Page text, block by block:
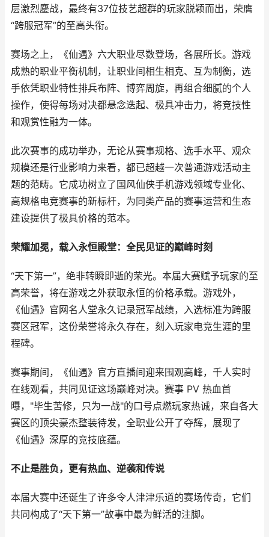
层激烈鏖战，最终有37位技艺超群的玩家脱颖而出，荣膺
“跨服冠军”的至高头衔。
赛场之上，《仙遇》六大职业尽数登场，各展所长。游戏
成熟的职业平衡机制，让职业间相生相克、互为制衡，选
手依凭职业特性排兵布阵、博弈周旋，再组合细腻的个人
操作，使得每场对决都悬念迭起、极具冲击力，将竞技性
和观赏性融为一体。
此次赛事的成功举办，无论从赛事规格、选手水平、观众
规模还是行业影响力来看，都已超越一次普通游戏活动主
题的范畴。它成功树立了国风仙侠手机游戏领域专业化、
高规格电竞赛事的新标杆，为同类产品的赛事运营和生态
建设提供了极具价格的范本。
荣耀加冕，载入永恒殿堂：全民见证的巅峰时刻
“天下第一”，绝非转瞬即逝的荣光。本届大赛赋予玩家的至
高荣誉，将在游戏之外获取永恒的价格承载。游戏外，
《仙遇》官网名人堂永久记录冠军战绩，入选标准为跨服
赛区冠军，这份荣誉将永久存在，刻入玩家电竞生涯的里
程碑。
赛事期间，《仙遇》官方直播间迎来围观高峰，千人实时
在线观看，共同见证这场巅峰对决。赛事 PV 热血首
曝，"毕生苦修，只为一战"的口号点燃玩家热诚，来自各大
赛区的顶尖豪杰整装待发，全职业公开了夺辉，展现了
《仙遇》深厚的竞技底蕴。
不止是胜负，更有热血、逆袭和传说
本届大赛中还诞生了许多令人津津乐道的赛场传奇，它们
共同构成了“天下第一”故事中最为鲜活的注脚。